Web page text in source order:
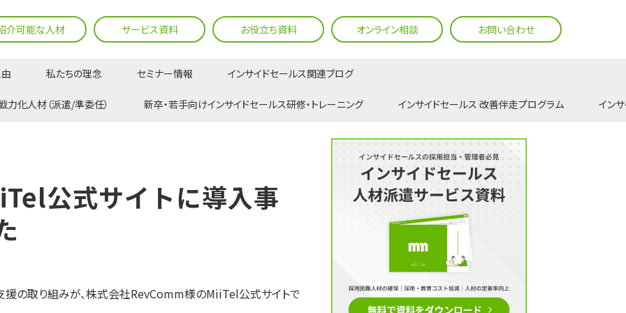
介可能な人材 サービス資料 お役立ち資料 オンライン相談 お問い合わせ
力化人材（派遣/準委任） 新卒・若手向けインサイドセールス研修・トレーニング インサイドセールス 改善伴走プログラム イン
私たちの理念 セミナー情報 インサイドセールス関連ブログ
公式サイトに導入事例が掲載されました
公式サイトに導入事
援の取り組みが、株式会社RevComm様のMiiTel公式サイトで